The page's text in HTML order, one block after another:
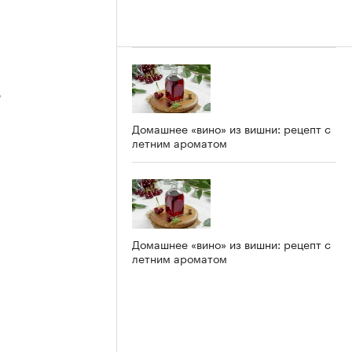
Домашнее «вино» из вишни: рецепт с
летним ароматом
Домашнее «вино» из вишни: рецепт с
летним ароматом